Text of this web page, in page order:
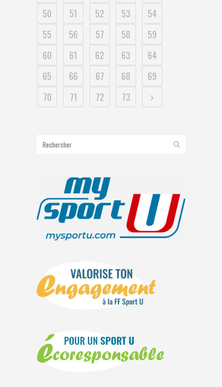
50
51 52 53
54
55
56 57 58
59
60
61 62 63
64
65
66 67 68
69
70
71 72 73